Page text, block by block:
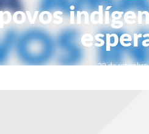
29 de